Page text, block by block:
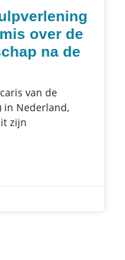
over de
na de
van de
in Nederland,
zijn